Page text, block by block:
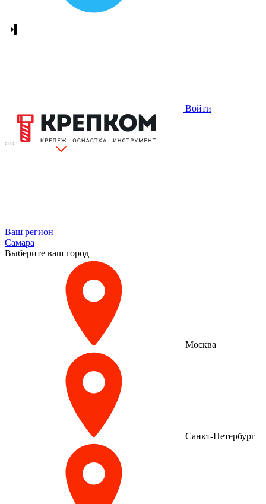
Войти
Ваш регион
Самара
Выберите ваш город
Москва
Санкт-Петербург